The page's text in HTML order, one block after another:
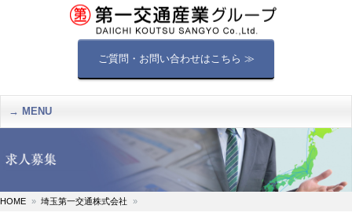
ご質問・お問い合わせはこちら ≫
MENU
HOME 埼玉第一交通株式会社